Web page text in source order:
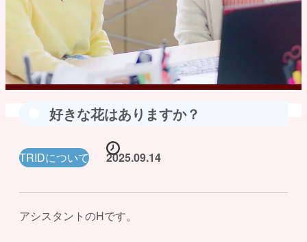
好きな花はありますか？
TRIDについて 2025.09.14
アシスタントのHです。